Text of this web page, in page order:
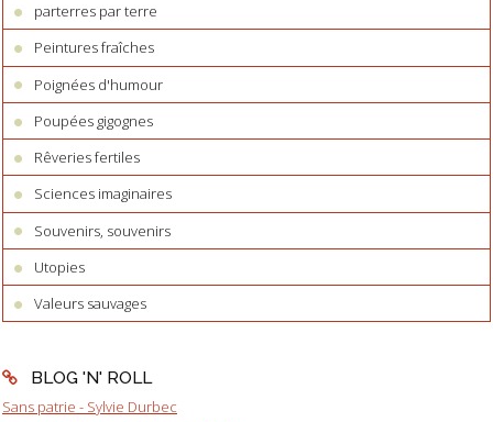
parterres par terre
Peintures fraîches
Poignées d'humour
Poupées gigognes
Rêveries fertiles
Sciences imaginaires
Souvenirs, souvenirs
Utopies
Valeurs sauvages
BLOG 'N' ROLL
Sans patrie - Sylvie Durbec